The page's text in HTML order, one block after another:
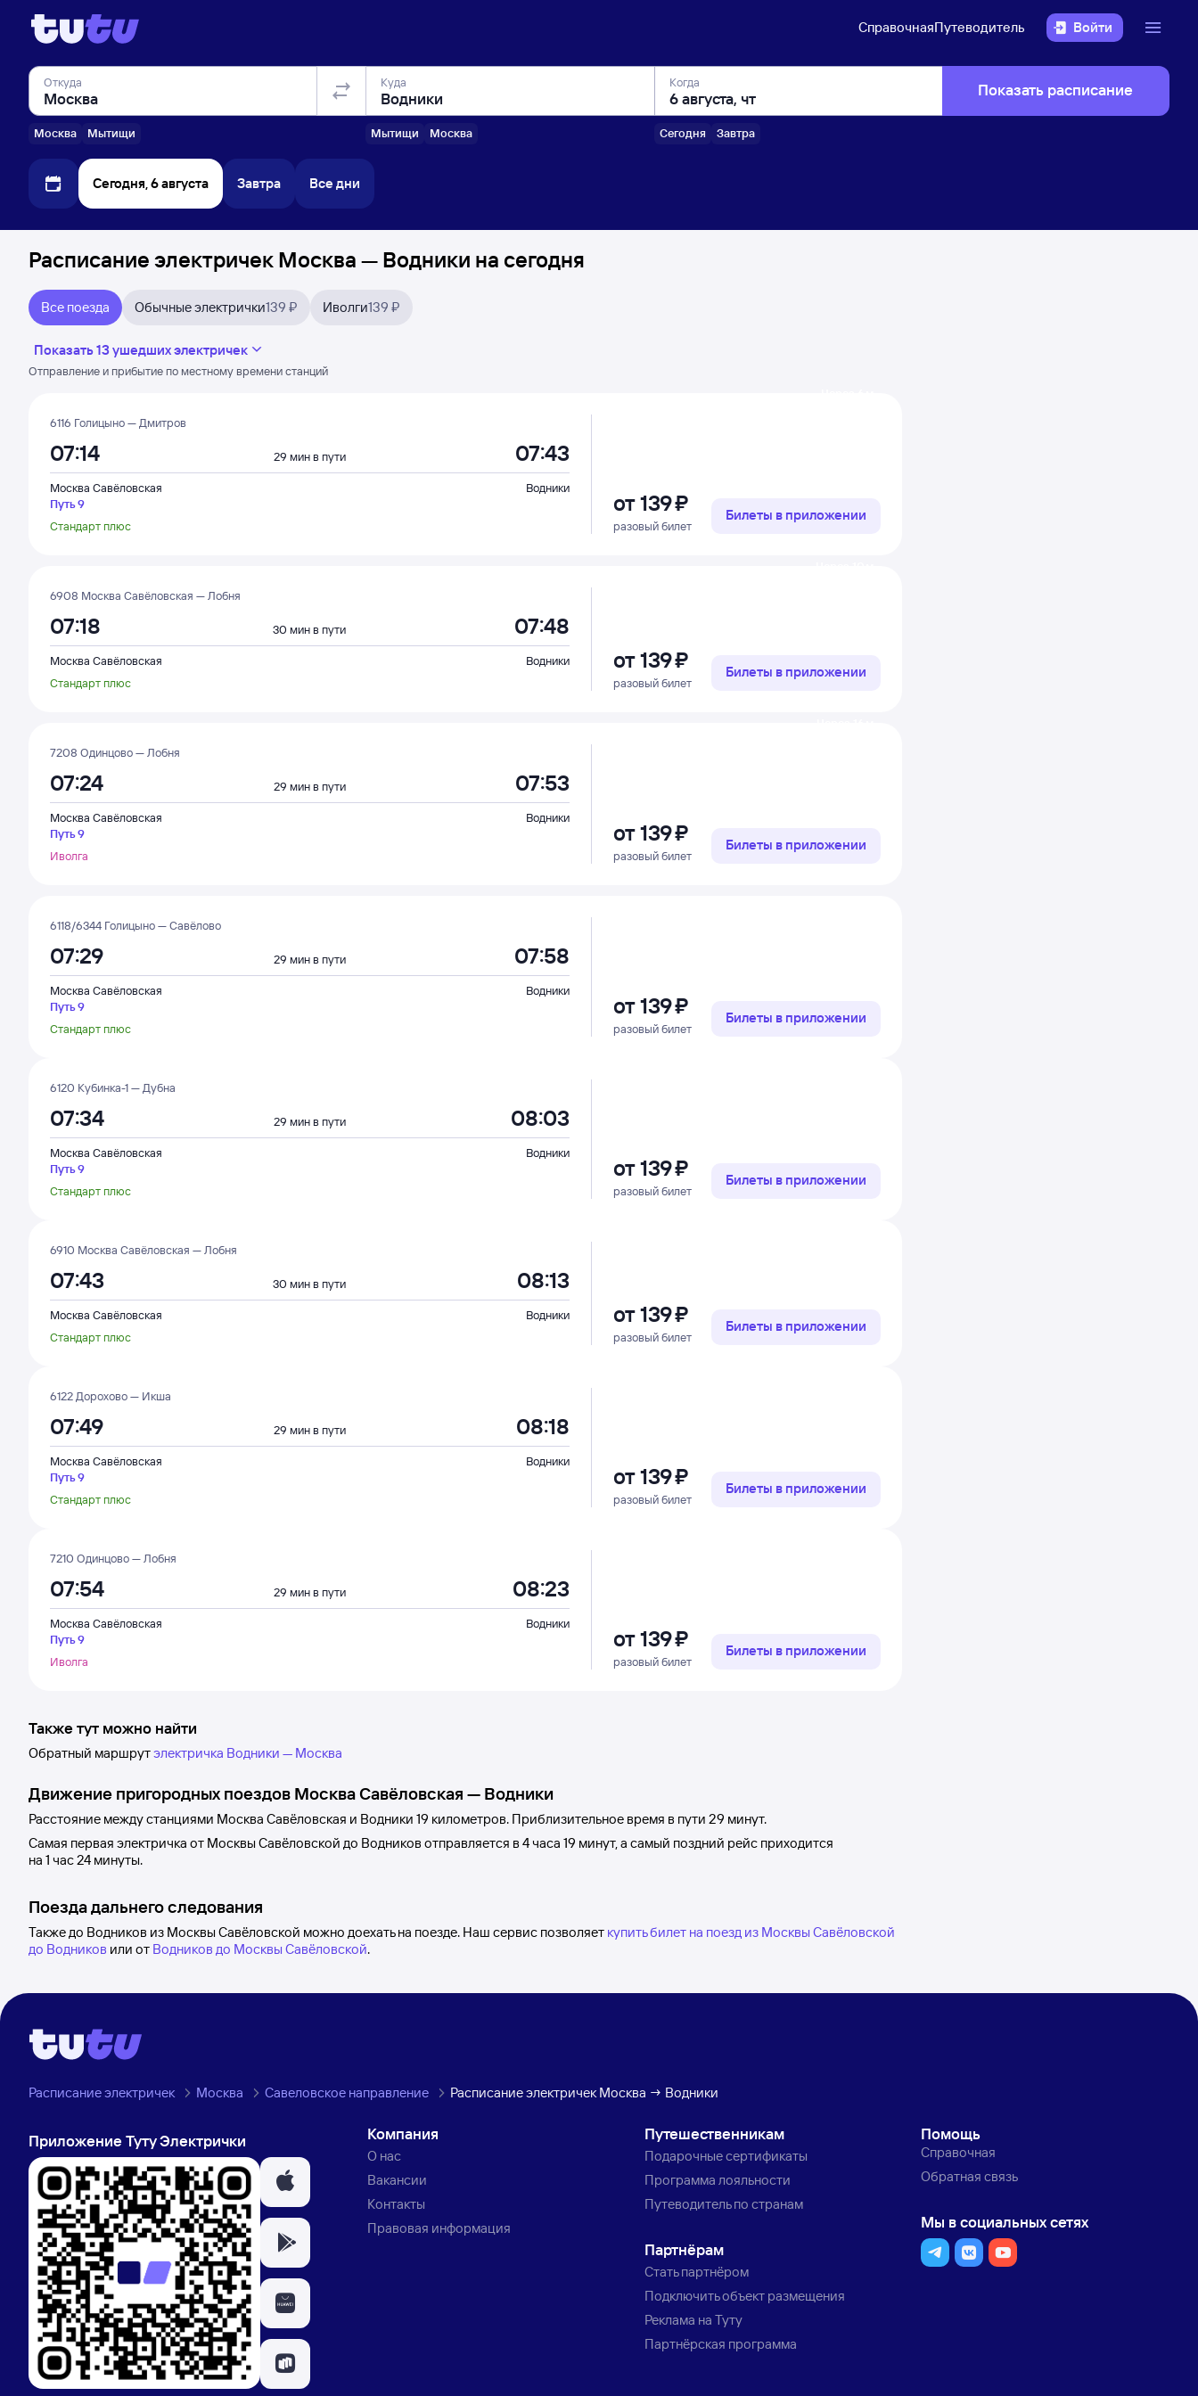
СправочнаяПутеводитель Войти
Откуда
Москва Мытищи
Куда
Мытищи Москва
Когда
Сегодня Завтра
Показать расписание
Сегодня, 6 августа Завтра Все дни
Расписание электричек Москва — Водники на сегодня
Все поезда Обычные электрички139 ₽ Иволги139 ₽
Показать 13 ушедших электричек
Отправление и прибытие по местному времени станций
6116 Голицыно — Дмитров
07:14 29 мин в пути 07:43
Москва Савёловская
Путь 9
Водники
Стандарт плюс
от139 ⁠₽
разовый билет
Билеты в приложении
6908 Москва Савёловская — Лобня
07:18 30 мин в пути 07:48
Москва Савёловская
Водники
Стандарт плюс
от139 ⁠₽
разовый билет
Билеты в приложении
7208 Одинцово — Лобня
07:24 29 мин в пути 07:53
Москва Савёловская
Путь 9
Водники
Иволга
от139 ⁠₽
разовый билет
Билеты в приложении
6118/6344 Голицыно — Савёлово
07:29 29 мин в пути 07:58
Москва Савёловская
Путь 9
Водники
Стандарт плюс
от139 ⁠₽
разовый билет
Билеты в приложении
6120 Кубинка-1 — Дубна
07:34 29 мин в пути 08:03
Москва Савёловская
Путь 9
Водники
Стандарт плюс
от139 ⁠₽
разовый билет
Билеты в приложении
6910 Москва Савёловская — Лобня
07:43 30 мин в пути 08:13
Москва Савёловская
Водники
Стандарт плюс
от139 ⁠₽
разовый билет
Билеты в приложении
6122 Дорохово — Икша
07:49 29 мин в пути 08:18
Москва Савёловская
Путь 9
Водники
Стандарт плюс
от139 ⁠₽
разовый билет
Билеты в приложении
7210 Одинцово — Лобня
07:54 29 мин в пути 08:23
Москва Савёловская
Путь 9
Водники
Иволга
от139 ⁠₽
разовый билет
Билеты в приложении
Также тут можно найти
Обратный маршрутэлектричка Водники — Москва
Движение пригородных поездов Москва Савёловская — Водники
Расстояние между станциями Москва Савёловская и Водники 19 километров. Приблизительное время в пути 29 минут.
Самая первая электричка от Москвы Савёловской до Водников отправляется в 4часа 19 минут, а самый поздний рейс приходится
на 1 час 24 минуты.
Поезда дальнего следования
Также до Водников из Москвы Савёловской можно доехать на поезде. Наш сервис позволяет купить билет на поезд из Москвы Савёловской
до Водников или от Водников до Москвы Савёловской.
Расписание электричек Москва Савеловское направление Расписание электричек Москва → Водники
Приложение Туту Электрички Компания
О нас
Вакансии
Контакты
Правовая информация
Путешественникам
Подарочные сертификаты
Программа лояльности
Путеводитель по странам
Партнёрам
Стать партнёром
Подключить объект размещения
Реклама на Туту
Партнёрская программа
Помощь
Справочная
Обратная связь
Мы в социальных сетях